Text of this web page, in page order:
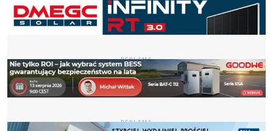
REKLAMA
REKLAMA